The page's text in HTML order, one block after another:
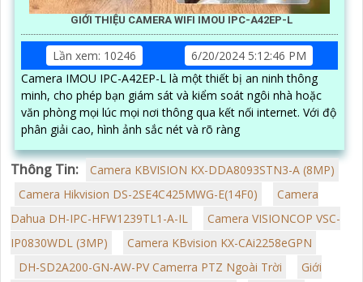
GIỚI THIỆU CAMERA WIFI IMOU IPC-A42EP-L
Lần xem: 10246
6/20/2024 5:12:46 PM
Camera IMOU IPC-A42EP-L là một thiết bị an ninh thông
minh, cho phép bạn giám sát và kiểm soát ngôi nhà hoặc
văn phòng mọi lúc mọi nơi thông qua kết nối internet. Với độ
phân giải cao, hình ảnh sắc nét và rõ ràng
Thông Tin:
Camera KBVISION KX-DDA8093STN3-A (8MP)
Camera Hikvision DS-2SE4C425MWG-E(14F0)
Camera
Dahua DH-IPC-HFW1239TL1-A-IL
Camera VISIONCOP VSC-
IP0830WDL (3MP)
Camera KBvision KX-CAi2258eGPN
DH-SD2A200-GN-AW-PV Camerra PTZ Ngoài Trời
Giới